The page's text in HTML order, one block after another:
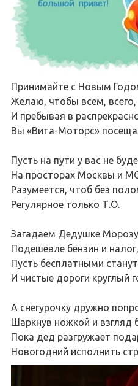
Принимайте с Новым
Желаю, чтобы всем, всего,
И пребывая в
Вы «Вита-Моторс»
Пусть на пути у вас не
На просторах Москвы и
Разумеется, чтоб без
Регулярное только Т.О.
Загадаем Дедушке Морозу
Подешевле бензин и налог,
Пусть бесплатными
И чистые дороги круглый
А снегурочку дружно
Шаркнув ножкой и взгляд
Пока дед разгружает
Новогодний исполнить